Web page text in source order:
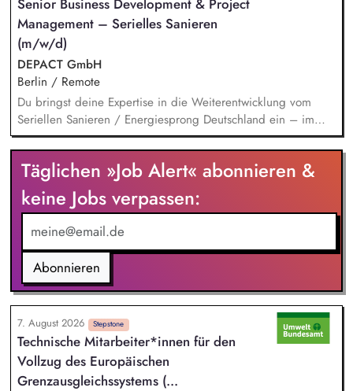
zweckmäßigen Arbeitsplatzgestaltung, Überwachung der
Einhaltung von Gesundheits-, Arbeitsschutz- und
Unfallverhütungsvorschriften.
Senior Business Development & Project
Management – Serielles Sanieren
(m/w/d)
DEPACT GmbH
Berlin / Remote
Du bringst deine Expertise in die Weiterentwicklung vom
Seriellen Sanieren / Energiesprong Deutschland ein – im
engen Austausch u.a. mit der dena, mit Blick auf
Markthochlauf und Support im regulatorischen Umfeld und
der Stakeholder. Business-Development-Standbein: Du
akquirierst und verantwortest eigenständig Projekte für unser
Vorqualifizierungs-Tool CoPilot und entwickelst /
implementierst die Skalierung. Du qualifizierst zudem
Bauunternehmen und Systemanbieter als Angebotspartner.
Täglichen »Job Alert« abonnieren &
keine Jobs verpassen:
Abonnieren
7. August 2026 Stepstone
Technische Mitarbeiter*innen für den
Vollzug des Europäischen
Grenzausgleichs­systems (...